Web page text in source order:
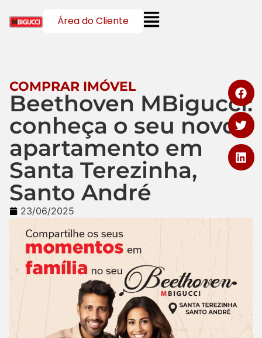
Área do Cliente
COMPRAR IMÓVEL
Beethoven MBigucci:
conheça o seu novo
apartamento em
Santa Terezinha,
Santo André
23/06/2025